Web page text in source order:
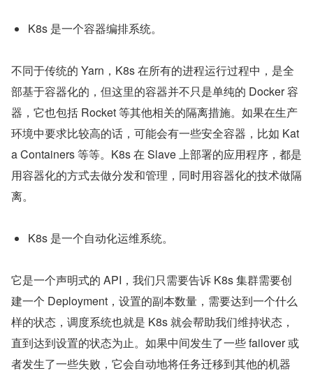
K8s 是一个容器编排系统。
不同于传统的 Yarn，K8s 在所有的进程运行过程中，是全
部基于容器化的，但这里的容器并不只是单纯的 Docker 容
器，它也包括 Rocket 等其他相关的隔离措施。如果在生产
环境中要求比较高的话，可能会有一些安全容器，比如 Kat
a Containers 等等。K8s 在 Slave 上部署的应用程序，都是
用容器化的方式去做分发和管理，同时用容器化的技术做隔
离。
K8s 是一个自动化运维系统。
它是一个声明式的 API，我们只需要告诉 K8s 集群需要创
建一个 Deployment，设置的副本数量，需要达到一个什么
样的状态，调度系统也就是 K8s 就会帮助我们维持状态，
直到达到设置的状态为止。如果中间发生了一些 failover 或
者发生了一些失败，它会自动地将任务迁移到其他的机器